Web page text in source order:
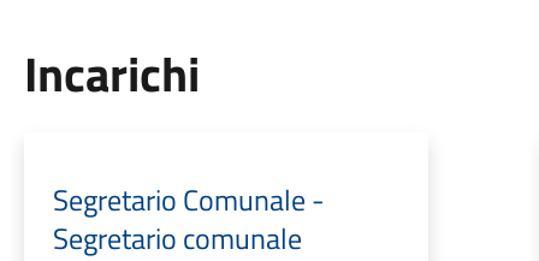
Incarichi
Segretario Comunale -
Segretario comunale